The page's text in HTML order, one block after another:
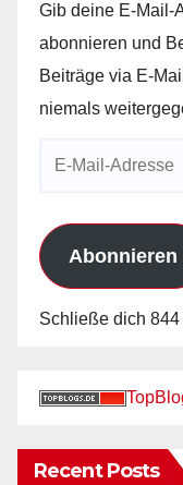
Gib deine E-Mail-
abonnieren und
Beiträge via E-
niemals
Abonnieren
Schließe dich
Recent Posts